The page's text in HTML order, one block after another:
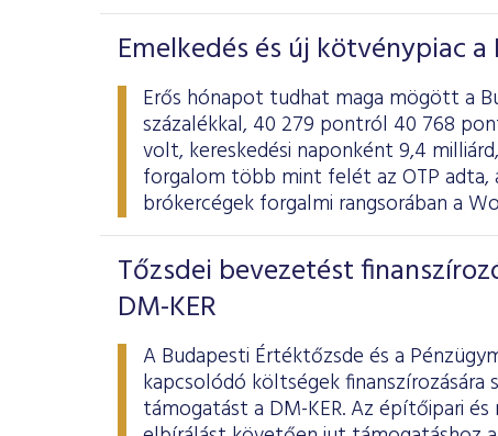
Emelkedés és új kötvénypiac
Erős hónapot tudhat maga mögött a
százalékkal, 40 279 pontról 40 768
volt, kereskedési naponként 9,4
forgalom több mint felét az OTP adta,
brókercégek forgalmi rangsorában a
Tőzsdei bevezetést
DM-KER
A Budapesti Értéktőzsde és a
kapcsolódó költségek finanszírozására
támogatást a DM-KER. Az építőipari